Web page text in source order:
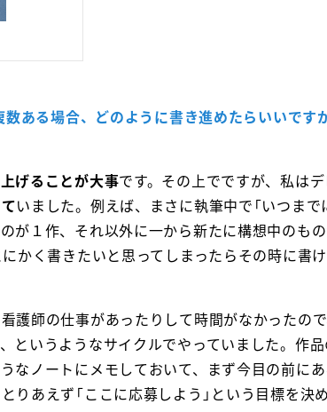
ある場合、どのように書き進めたらいいです
げることが大事です。その上でですが、私は
いました。例えば、まさに執筆中で「いつまで
が１作、それ以外に一から新たに構想中のも
かく書きたいと思ってしまったらその時に書
護師の仕事があったりして時間がなかったの
というようなサイクルでやっていました。作
なノートにメモしておいて、まず今目の前に
りあえず「ここに応募しよう」という目標を決